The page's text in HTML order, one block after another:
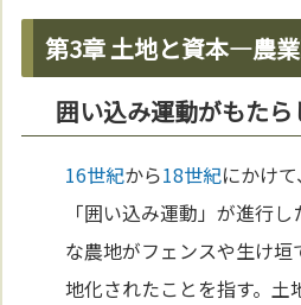
第3章 土地と資本—農
囲い込み運動がもた
16世紀から18世紀にかけて
「囲い込み運動」が進行
な農地がフェンスや生け
地化されたことを指す。土